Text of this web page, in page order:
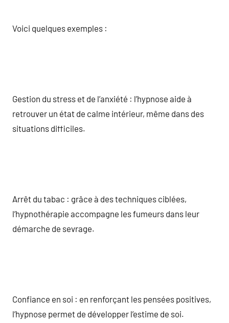
Voici quelques exemples :
Gestion du stress et de l’anxiété : l’hypnose aide à
retrouver un état de calme intérieur, même dans des
situations difficiles.
Arrêt du tabac : grâce à des techniques ciblées,
l’hypnothérapie accompagne les fumeurs dans leur
démarche de sevrage.
Confiance en soi : en renforçant les pensées positives,
l’hypnose permet de développer l’estime de soi.